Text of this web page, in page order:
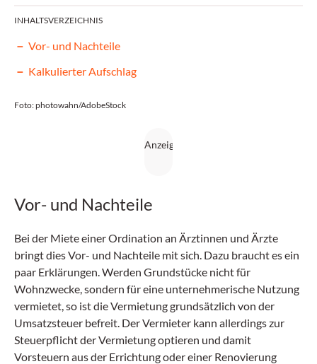
INHALTSVERZEICHNIS
Vor- und Nachteile
Kalkulierter Aufschlag
Foto: photowahn/AdobeStock
Vor- und Nachteile
Bei der Miete einer Ordination an Ärztinnen und Ärzte
bringt dies Vor- und Nachteile mit sich. Dazu braucht es ein
paar Erklärungen. Werden Grundstücke nicht für
Wohnzwecke, sondern für eine unternehmerische Nutzung
vermietet, so ist die Vermietung grundsätzlich von der
Umsatzsteuer befreit. Der Vermieter kann allerdings zur
Steuerpflicht der Vermietung optieren und damit
Vorsteuern aus der Errichtung oder einer Renovierung